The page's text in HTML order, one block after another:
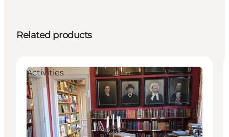
Related products
Activities